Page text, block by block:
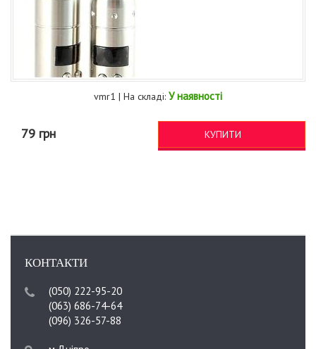
vmr1 | На складі: У наявності
79 грн КУПИТИ
КОНТАКТИ
(050) 222-95-20
(063) 686-74-64
(096) 326-57-88